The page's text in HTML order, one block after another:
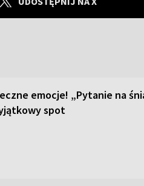
emocje! „Pytanie na
spot